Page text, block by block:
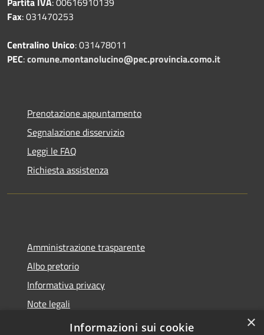
Fax: 031470253
Centralino Unico: 031478011
PEC:comune.montanolucino@pec.provincia.como.it
Prenotazione appuntamento
Segnalazione disservizio
Leggi le FAQ
Richiesta assistenza
Amministrazione trasparente
Albo pretorio
Informativa privacy
Note legali
Dichiarazione di accessibilità
×
Informazioni sui cookie